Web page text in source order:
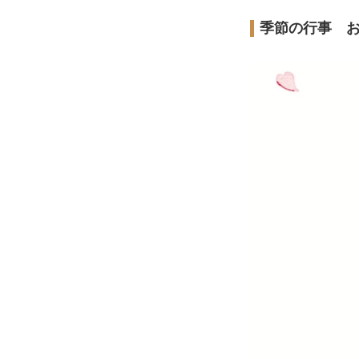
季節の行事